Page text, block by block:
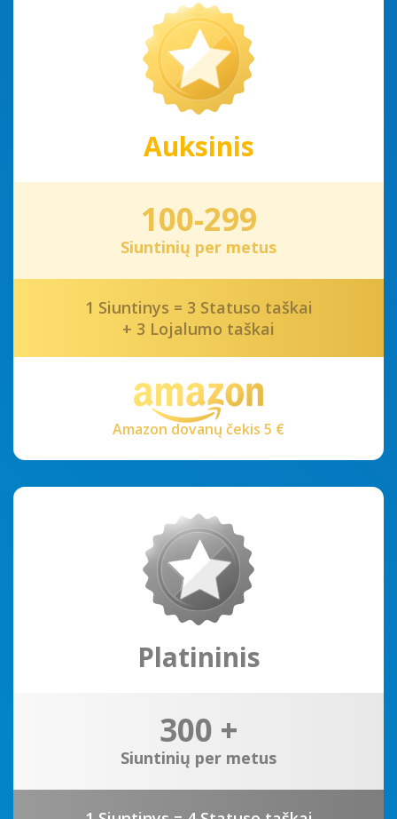
Auksinis
100-299
Siuntinių per metus
1 Siuntinys = 3 Statuso taškai
+ 3 Lojalumo taškai
Amazon dovanų čekis 5 €
Platininis
300 +
Siuntinių per metus